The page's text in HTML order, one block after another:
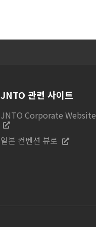
JNTO 관련 사이트
JNTO Corporate Website
일본 컨벤션 뷰로